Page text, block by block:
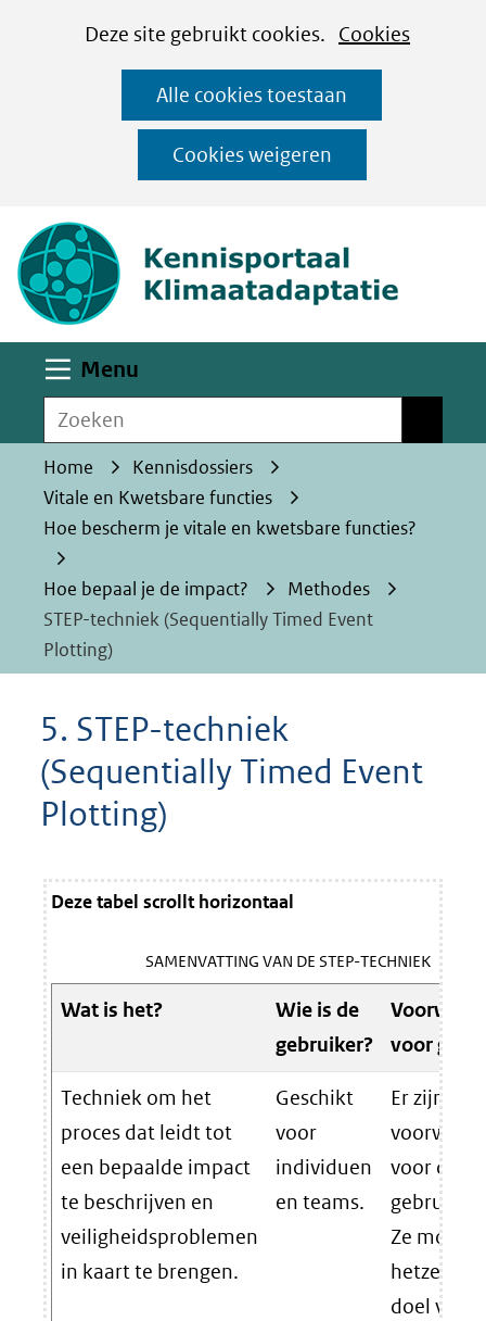
CookiesDeze site gebruikt cookies. Cookies
op
deze
website
worden
toegestaan
geweigerd.
Alle cookies toestaan
Cookies weigeren
Ga
naar
de
inhoud
Menu
Zoeken
Home
Kennisdossiers
Vitale en Kwetsbare functies
Hoe bescherm je vitale en kwetsbare functies?
Hoe bepaal je de impact?
Methodes
STEP-techniek (Sequentially Timed Event
Plotting)
5. STEP-techniek
(Sequentially Timed Event
Plotting)
Deze tabel scrollt horizontaal
SAMENVATTING VAN DE STEP-TECHNIEK
Wat is het?
Wie is de
gebruiker?
voor
Techniek om het
proces dat leidt tot
een bepaalde impact
te beschrijven en
veiligheidsproblemen
in kaart te brengen.
Geschikt
voor
individuen
en teams.
Er zijn
voor de
Ze
hetzelfde
doel voor